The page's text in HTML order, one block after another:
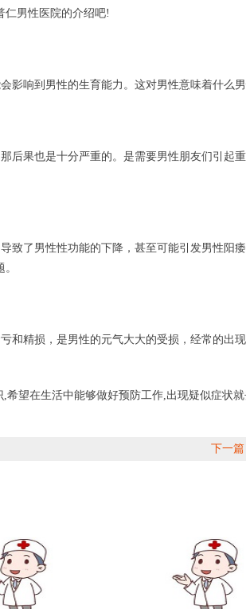
仁男性医院的介绍吧!
影响到男性的生育能力。这对男性意味着什么男
后果也是十分严重的。是需要男性朋友们引
致了男性性功能的下降，甚至可能引发男性
和精损，是男性的元气大大的受损，经常的
望在生活中能够做好预防工作,出现疑似症状
下一篇